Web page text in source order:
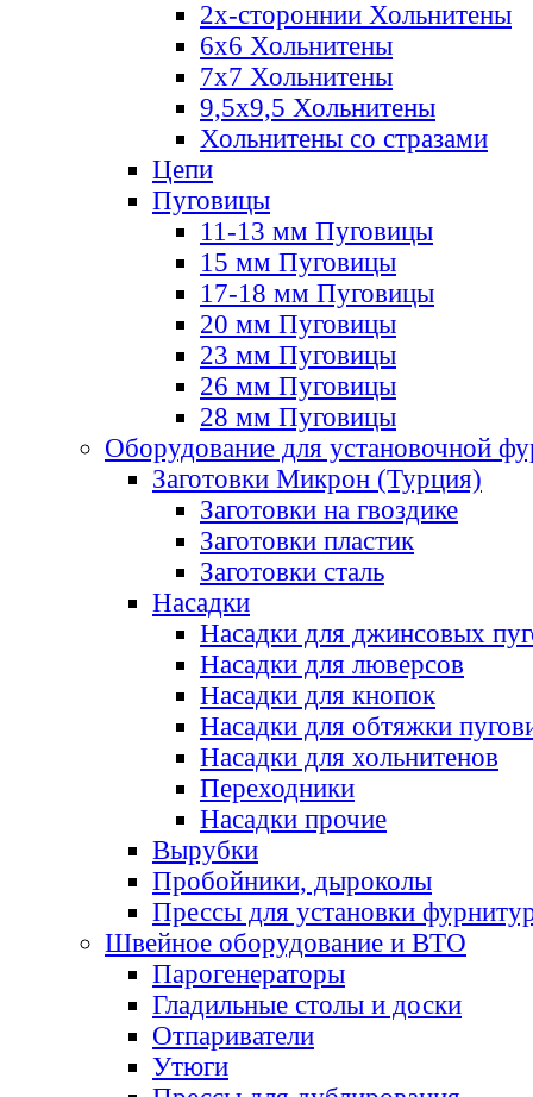
2х-стороннии Хольнитены
6х6 Хольнитены
7х7 Хольнитены
9,5х9,5 Хольнитены
Хольнитены со стразами
Цепи
Пуговицы
11-13 мм Пуговицы
15 мм Пуговицы
17-18 мм Пуговицы
20 мм Пуговицы
23 мм Пуговицы
26 мм Пуговицы
28 мм Пуговицы
Оборудование для установочной
Заготовки Микрон (Турция)
Заготовки на гвоздике
Заготовки пластик
Заготовки сталь
Насадки
Насадки для джинсовых
Насадки для люверсов
Насадки для кнопок
Насадки для обтяжки
Насадки для хольнитенов
Переходники
Насадки прочие
Вырубки
Пробойники, дыроколы
Прессы для установки
Швейное оборудование и ВТО
Парогенераторы
Гладильные столы и доски
Отпариватели
Утюги